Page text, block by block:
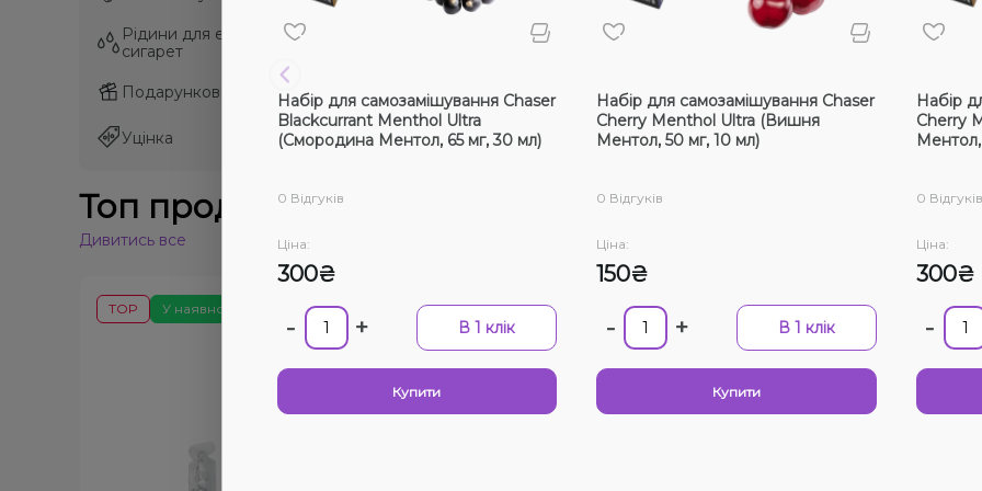
Рідини для електронних
сигарет
Подарункові набори
Уцінка
Рідини для електронних
сигарет
Подарункові набори
Уцінка
Топ продажів
Дивитись все
У наявності
TOP
Смак
Гранат
Набір для самозамішування Chaser
Blackcurrant Menthol Ultra
(Смородина Ментол, 65 мг, 30 мл)
0 Відгуків
Ціна:
300₴
- + В 1 клік
Купити
Набір для самозамішування Chaser
Cherry Menthol Ultra (Вишня
Ментол, 50 мг, 10 мл)
0 Відгуків
Ціна:
150₴
- + В 1 клік
Купити
Набір
Cherry
0 Відгуків
Ціна:
300₴
-